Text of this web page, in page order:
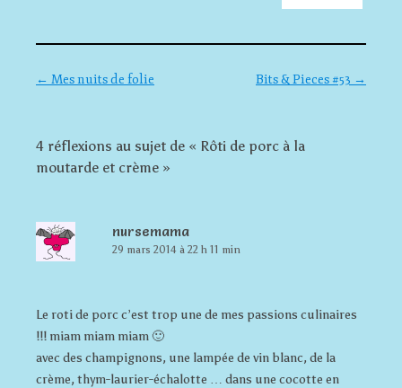
Navigation des articles
← Mes nuits de folie Bits & Pieces #53 →
4 réflexions au sujet de « Rôti de porc à la
moutarde et crème »
nursemama
29 mars 2014 à 22 h 11 min
Le roti de porc c’est trop une de mes passions culinaires
!!! miam miam miam 🙂
avec des champignons, une lampée de vin blanc, de la
crème, thym-laurier-échalotte … dans une cocotte en